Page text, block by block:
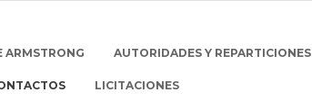
ARMSTRONG AUTORIDADES Y REPARTICIONES
LICITACIONES